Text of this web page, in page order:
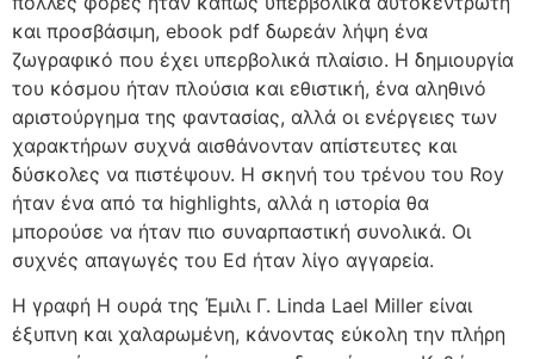
και προσβάσιμη, ebook pdf δωρεάν λήψη ένα
ζωγραφικό που έχει υπερβολικά πλαίσιο. Η δημιουργία
του κόσμου ήταν πλούσια και εθιστική, ένα αληθινό
αριστούργημα της φαντασίας, αλλά οι ενέργειες των
χαρακτήρων συχνά αισθάνονταν απίστευτες και
δύσκολες να πιστέψουν. Η σκηνή του τρένου του Roy
ήταν ένα από τα highlights, αλλά η ιστορία θα
μπορούσε να ήταν πιο συναρπαστική συνολικά. Οι
συχνές απαγωγές του Ed ήταν λίγο αγγαρεία.
Η γραφή Η ουρά της Έμιλι Γ. Linda Lael Miller είναι
έξυπνη και χαλαρωμένη, κάνοντας εύκολη την πλήρη